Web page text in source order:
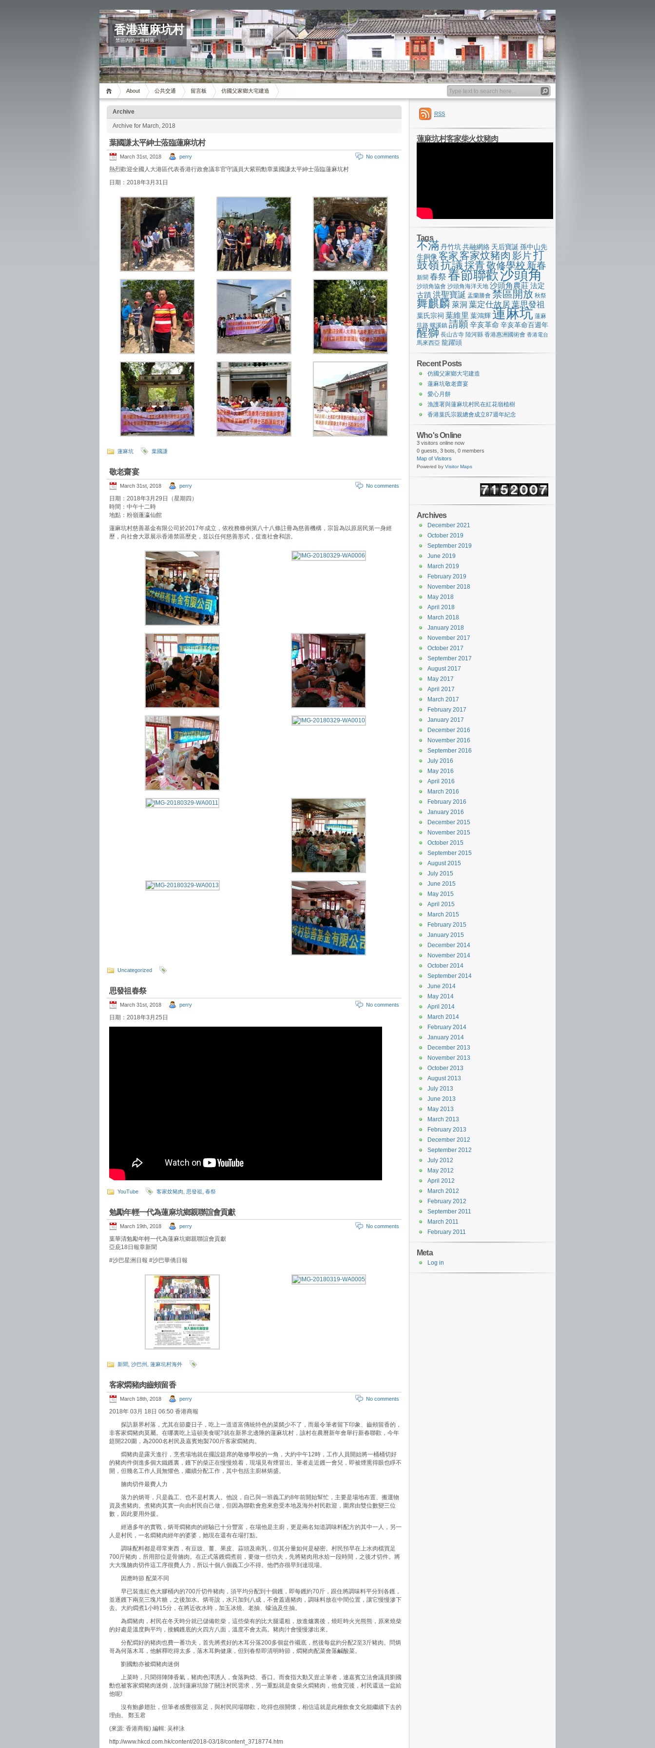
Banner
香港蓮麻坑村
禁區內的一條村落
About 公共交通 留言板 仿國父家鄉大宅建造
Archive
Archive for March, 2018
葉國謙太平紳士蒞臨蓮麻坑村
March 31st, 2018 perry No comments
熱烈歡迎全國人大港區代表香港行政會議非官守議員大紫荊勳章葉國謙太平紳士蒞臨蓮麻坑村
日期：2018年3月31日
蓮麻坑 葉國謙
敬老齋宴
March 31st, 2018 perry No comments
日期：2018年3月29日（星期四）
時間：中午十二時
地點：粉嶺蓬瀛仙館
蓮麻坑村慈善基金有限公司於2017年成立，依稅務條例第八十八條註冊為慈善機構，宗旨為以原居民第一身經
歷，向社會大眾展示香港禁區歷史，並以任何慈善形式，促進社會和諧。
Uncategorized
思發祖春祭
March 31st, 2018 perry No comments
日期：2018年3月25日
YouTube 客家炆豬肉 思發祖 春祭
勉勵年輕一代為蓮麻坑鄉親聯誼會貢獻
March 19th, 2018 perry No comments
葉華清勉勵年輕一代為蓮麻坑鄉親聯誼會貢獻
亞庇18日報章新聞
#沙巴星洲日報 #沙巴華僑日報
新聞 沙巴州 蓮麻坑村海外
客家燜豬肉齒頰留香
March 18th, 2018 perry No comments
2018年 03月 18日 06:50 香港商報
探訪新界村落，尤其在節慶日子，吃上一道道富傳統特色的菜餚少不了，而最令筆者留下印象、齒頰留香的，
非客家燜豬肉莫屬。在哪裏吃上這頓美食呢?就在新界北邊陲的蓮麻坑村，該村在農曆新年會舉行新春聯歡，今年
筵開220圍，為2000名村民及嘉賓炮製700斤客家燜豬肉。
燜豬肉是露天進行，烹煮場地就在擺設筵席的敬修學校的一角，大約中午12時，工作人員開始將一桶桶切好
的豬肉件倒進多個大鐵鑊裏，鑊下的柴正在慢慢燒着，現場見有煙冒出。筆者走近鑊一會兒，即被煙熏得眼也睜不
開，但幾名工作人員無懼色，繼續分配工作，其中包括主廚林炳盛。
腩肉切件最費人力
落力的炳哥，只是義工、也不是村裏人。他說，自己與一班義工約8年前開始幫忙，主要是場地布置、搬運物
資及煮豬肉。煮豬肉其實一向由村民自己做，但因為聯歡會愈來愈受本地及海外村民歡迎，圍席由雙位數變三位
數，因此要用外援。
經過多年的實戰，炳哥燜豬肉的經驗已十分豐富，在場他是主廚，更是兩名知道調味料配方的其中一人，另一
人是村民，一名燜豬肉經年的婆婆，她現在還有在場打點。
調味配料都是尋常東西，有豆豉、薑、果皮、蒜頭及南乳，但其分量如何是秘密。村民預早在上水肉檔買足
700斤豬肉，所用部位是骨腩肉。在正式落鑊燜煮前，要做一些功夫，先將豬肉用水烚一段時間，之後才切件。將
大大塊腩肉切件這工序很費人力，所以十個八個義工少不得。他們亦很早到達現場。
因應時節 配菜不同
早已裝進紅色大膠桶內的700斤切件豬肉，須平均分配到十個鑊，即每鑊約70斤，跟住將調味料平分到各鑊，
並逐鑊下兩至三塊片糖，之後加水。炳哥說，水只加到八成，不會蓋過豬肉，調味料放在中間位置，讓它慢慢滲下
去。大約燜煮1小時15分，在將近收水時，加玉冰燒、老抽、蠔油及生抽。
為燜豬肉，村民在冬天時分就已儲備乾柴，這些柴有的比大腿還粗，放進爐裏後，燒旺時火光熊熊，原來燒柴
的好處是溫度夠平均，接觸鑊底的火四方八面，溫度不會太高。豬肉汁會慢慢滲出來。
分配燜好的豬肉也費一番功夫，首先將煮好的木耳分落200多個盆作襯底，然後每盆約分配2至3斤豬肉。問炳
哥為何落木耳，他解釋吃得太多，落木耳夠健康，但到春祭即清明時節，燜豬肉配菜會落鹹酸菜。
劉國勳亦被燜豬肉迷倒
上菜時，只聞得陣陣香氣，豬肉色澤誘人，食落夠焾、香口。而食指大動又豈止筆者，連嘉賓立法會議員劉國
勳也被客家燜豬肉迷倒，說到蓮麻坑除了關注村民需求，另一重點就是食柴火燜豬肉，他食完後，村民還送一盆給
他呢!
沒有鮑參翅肚，但筆者感覺很富足，與村民同場聯歡，吃得也很開懷，相信這就是此種飲食文化能繼續下去的
理由。 鄭玉君
(來源: 香港商報) 編輯: 吴梓泳
http://www.hkcd.com.hk/content/2018-03/18/content_3718774.htm
RSS
蓮麻坑村客家柴火炆豬肉
Tags
不滿 丹竹坑共融網絡 天后寶誕 孫中山先
生銅像 客家客家炆豬肉 影片打
鼓嶺抗議採青敬修學校 新春
新聞 春祭 春節聯歡沙頭角
沙頭角協會 沙頭角海洋天地 沙頭角農莊法定
古蹟洪聖寶誕 盂蘭勝會 禁區開放 秋祭
舞麒麟萊洞 葉定仕故居葉思發祖
葉氏宗祠 葉維里 葉鴻輝蓮麻坑 蓮麻
坑路 螺溪鎮 請願辛亥革命 辛亥革命百週年
醒獅 長山古寺 陸河縣 香港惠洲國術會 香港電台
馬來西亞 龍躍頭
Recent Posts
仿國父家鄉大宅建造
蓮麻坑敬老齋宴
愛心月餅
漁護署與蓮麻坑村民在紅花嶺植樹
香港葉氏宗親總會成立87週年紀念
Who's Online
3 visitors online now
0 guests, 3 bots, 0 members
Map of Visitors
Powered by Visitor Maps
Archives
December 2021
October 2019
September 2019
June 2019
March 2019
February 2019
November 2018
May 2018
April 2018
March 2018
January 2018
November 2017
October 2017
September 2017
August 2017
May 2017
April 2017
March 2017
February 2017
January 2017
December 2016
November 2016
September 2016
July 2016
May 2016
April 2016
March 2016
February 2016
January 2016
December 2015
November 2015
October 2015
September 2015
August 2015
July 2015
June 2015
May 2015
April 2015
March 2015
February 2015
January 2015
December 2014
November 2014
October 2014
September 2014
June 2014
May 2014
April 2014
March 2014
February 2014
January 2014
December 2013
November 2013
October 2013
August 2013
July 2013
June 2013
May 2013
March 2013
February 2013
December 2012
September 2012
July 2012
May 2012
April 2012
March 2012
February 2012
September 2011
March 2011
February 2011
Meta
Log in